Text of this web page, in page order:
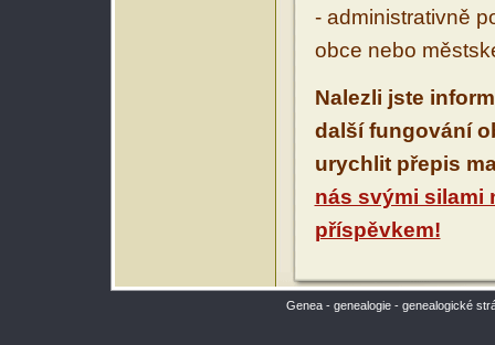
- administrativně
obce nebo
Nalezli jste
další fungování
urychlit přepis
nás svými silami
příspěvkem!
Genea - genealogie - genealogické